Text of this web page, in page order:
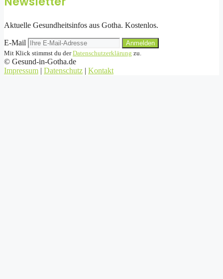
Aktuelle Gesundheitsinfos aus Gotha. Kostenlos.
E-Mail
Anmelden
Mit Klick stimmst du derDatenschutzerklärung zu.
© Gesund-in-Gotha.de
Impressum | Datenschutz | Kontakt